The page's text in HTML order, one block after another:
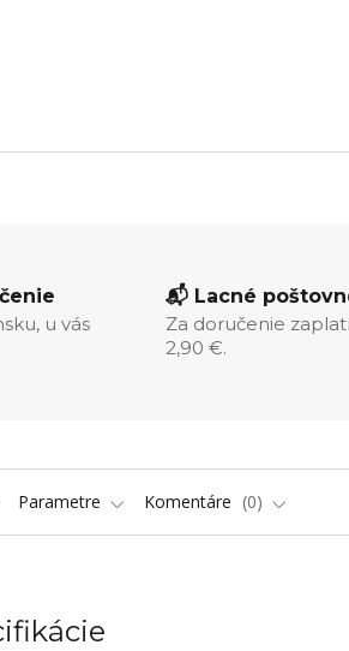
u vás
📬 Lacné
Za doručenie
2,90 €.
Parametre Komentáre 0